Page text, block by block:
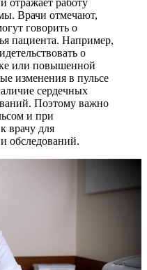
Врачи отмечают,
говорить о
пациента. Например,
о
или повышенной
изменения в пульсе
сердечных
Поэтому важно
и при
врачу для
обследований.